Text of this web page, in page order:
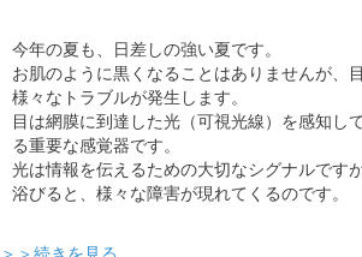
今年の夏も、日差しの強い夏です。
お肌のように黒くなることはありませんが、
様々なトラブルが発生します。
目は網膜に到達した光（可視光線）を感知し
る重要な感覚器です。
光は情報を伝えるための大切なシグナルです
浴びると、様々な障害が現れてくるのです。